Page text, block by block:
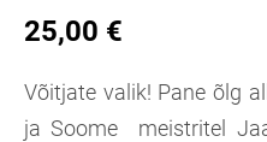
25,00 €
Võitjate valik! Pane õlg
ja Soome meistritel